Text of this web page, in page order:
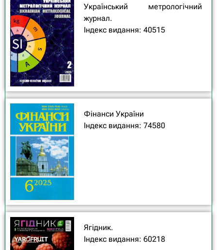
Український метрологічний
журнал.
Індекс видання: 40515
Фінанси України
Індекс видання: 74580
Ягідник.
Індекс видання: 60218